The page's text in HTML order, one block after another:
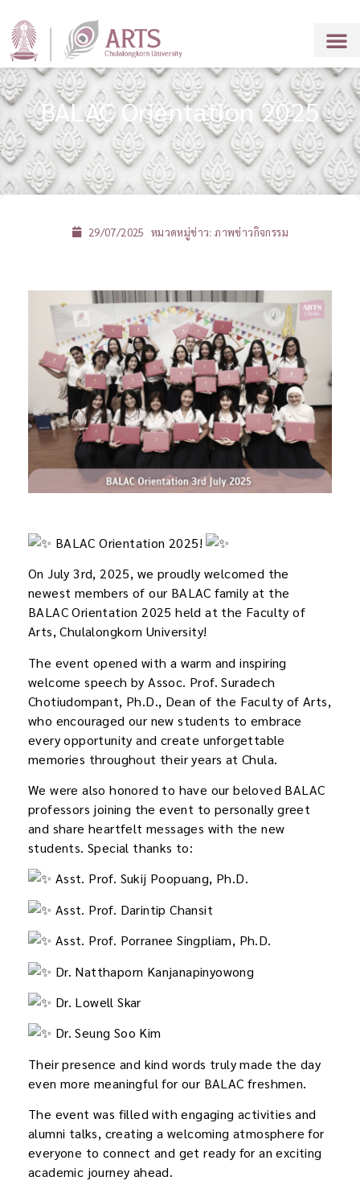
BALAC Orientation 2025
29/07/2025 หมวดหมู่ข่าว:ภาพข่าวกิจกรรม
BALAC Orientation 2025!
On July 3rd, 2025, we proudly welcomed the
newest members of our BALAC family at the
BALAC Orientation 2025 held at the Faculty of
Arts, Chulalongkorn University!
The event opened with a warm and inspiring
welcome speech by Assoc. Prof. Suradech
Chotiudompant, Ph.D., Dean of the Faculty of Arts,
who encouraged our new students to embrace
every opportunity and create unforgettable
memories throughout their years at Chula.
We were also honored to have our beloved BALAC
professors joining the event to personally greet
and share heartfelt messages with the new
students. Special thanks to:
Asst. Prof. Sukij Poopuang, Ph.D.
Asst. Prof. Darintip Chansit
Asst. Prof. Porranee Singpliam, Ph.D.
Dr. Natthaporn Kanjanapinyowong
Dr. Lowell Skar
Dr. Seung Soo Kim
Their presence and kind words truly made the day
even more meaningful for our BALAC freshmen.
The event was filled with engaging activities and
alumni talks, creating a welcoming atmosphere for
everyone to connect and get ready for an exciting
academic journey ahead.